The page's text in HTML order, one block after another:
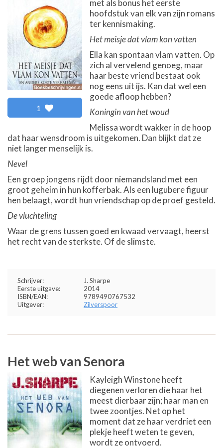
1
met als bonus het eerste
hoofdstuk van elk van zijn romans
ter kennismaking.
Het meisje dat vlam kon vatten
Ella kan spontaan vlam vatten. Op
zich al vervelend genoeg, maar
haar beste vriend bestaat ook
nog eens uit ijs. Kan dat wel een
goede afloop hebben?
Koningin van het woud
Melissa wordt wakker in de hoop
dat haar wensdroom is uitgekomen. Dan blijkt dat ze
niet langer menselijk is.
Nevel
Een groep jongens rijdt door niemandsland met een
groot geheim in hun kofferbak. Als een lugubere figuur
hen belaagt, wordt hun vriendschap op de proef gesteld.
De vluchteling
Waar de grens tussen goed en kwaad vervaagt, heerst
het recht van de sterkste. Of de slimste.
Schrijver:
J. Sharpe
Eerste uitgave:
2014
ISBN/EAN:
9789490767532
Uitgever:
Zilverspoor
Het web van Senora
Kayleigh Winstone heeft
diegenen verloren die haar het
meest dierbaar zijn; haar man en
twee zoontjes. Net op het
moment dat ze haar verdriet een
plekje heeft weten te geven,
wordt ze ontvoerd.